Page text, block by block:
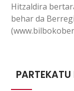
Hitzaldira
behar da
PARTEKATU